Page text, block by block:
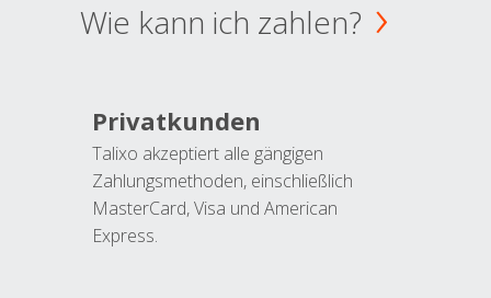
Wie kann ich zahlen?
Privatkunden
Talixo akzeptiert alle gängigen
Zahlungsmethoden, einschließlich
MasterCard, Visa und American
Express.